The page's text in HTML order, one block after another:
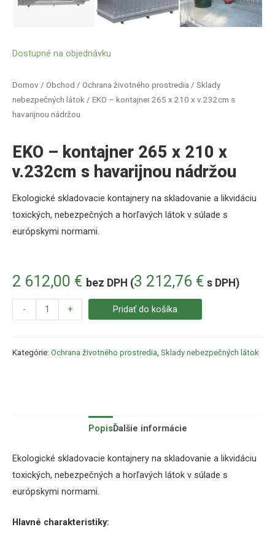
Domov / Obchod / Ochrana životného prostredia / Sklady
nebezpečných látok / EKO – kontajner 265 x 210 x v.232cm s
havarijnou nádržou
EKO – kontajner 265 x 210 x
v.232cm s havarijnou nádržou
2 612,00 € bez DPH (3 212,76 € s DPH)
Ekologické skladovacie kontajnery na skladovanie a likvidáciu
toxických, nebezpečných a horľavých látok v súlade s
európskymi normami.
Dostupné na objednávku
- + Pridať do košíka
Kategórie: Ochrana životného prostredia, Sklady nebezpečných látok
PopisĎalšie informácie
Ekologické skladovacie kontajnery na skladovanie a likvidáciu
toxických, nebezpečných a horľavých látok v súlade s
európskymi normami.
Hlavné charakteristiky: